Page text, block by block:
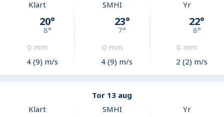
Klart
20°
8°
0 mm
4 (9) m/s
SMHI
23°
7°
0 mm
4 (9) m/s
Yr
22°
8°
0 mm
2 (2) m/s
Tor 13 aug
Klart
SMHI Yr